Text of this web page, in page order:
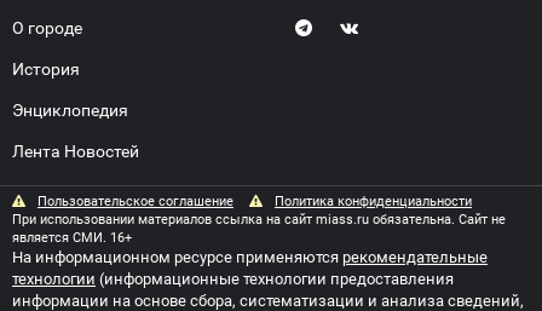
О городе
История
Энциклопедия
Лента Новостей
Пользовательское соглашение
Политика конфиденциальности
При использовании материалов ссылка на сайт miass.ru обязательна. Сайт не
является СМИ. 16+
На информационном ресурсе применяются рекомендательные
технологии (информационные технологии предоставления
информации на основе сбора, систематизации и анализа сведений,